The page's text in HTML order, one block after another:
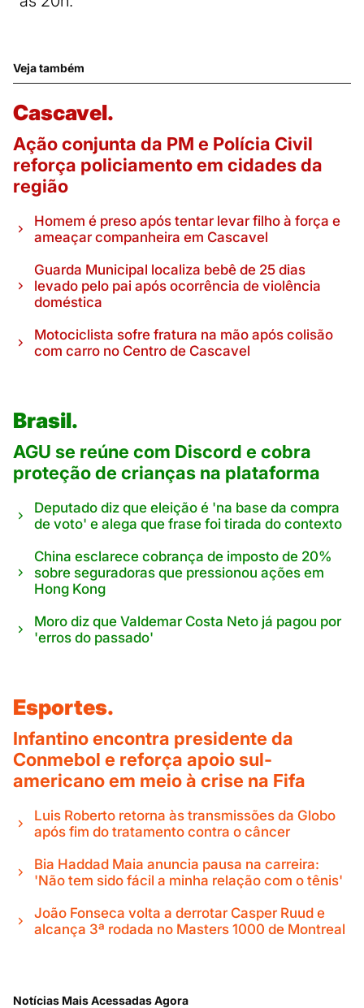
Veja também
Cascavel.
Ação conjunta da PM e Polícia Civil
reforça policiamento em cidades da
região
Homem é preso após tentar levar filho à força e
ameaçar companheira em Cascavel
Guarda Municipal localiza bebê de 25 dias
levado pelo pai após ocorrência de violência
doméstica
Motociclista sofre fratura na mão após colisão
com carro no Centro de Cascavel
Brasil.
AGU se reúne com Discord e cobra
proteção de crianças na plataforma
Deputado diz que eleição é 'na base da compra
de voto' e alega que frase foi tirada do contexto
China esclarece cobrança de imposto de 20%
sobre seguradoras que pressionou ações em
Hong Kong
Moro diz que Valdemar Costa Neto já pagou por
'erros do passado'
Esportes.
Infantino encontra presidente da
Conmebol e reforça apoio sul-
americano em meio à crise na Fifa
Luis Roberto retorna às transmissões da Globo
após fim do tratamento contra o câncer
Bia Haddad Maia anuncia pausa na carreira:
'Não tem sido fácil a minha relação com o tênis'
João Fonseca volta a derrotar Casper Ruud e
alcança 3ª rodada no Masters 1000 de Montreal
Notícias Mais Acessadas Agora